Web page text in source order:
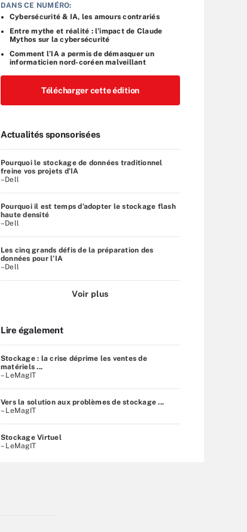
DANS CE NUMÉRO:
Cybersécurité & IA, les amours contrariés
Entre mythe et réalité : l’impact de Claude
Mythos sur la cybersécurité
Comment l’IA a permis de démasquer un
informaticien nord-coréen malveillant
Télécharger cette édition
Actualités sponsorisées
Pourquoi le stockage de données traditionnel
freine vos projets d’IA
–Dell
Pourquoi il est temps d’adopter le stockage flash
haute densité
–Dell
Les cinq grands défis de la préparation des
données pour l’IA
–Dell
Voir plus
Lire également
Stockage : la crise déprime les ventes de
matériels ...
– LeMagIT
Vers la solution aux problèmes de stockage ...
– LeMagIT
Stockage Virtuel
– LeMagIT